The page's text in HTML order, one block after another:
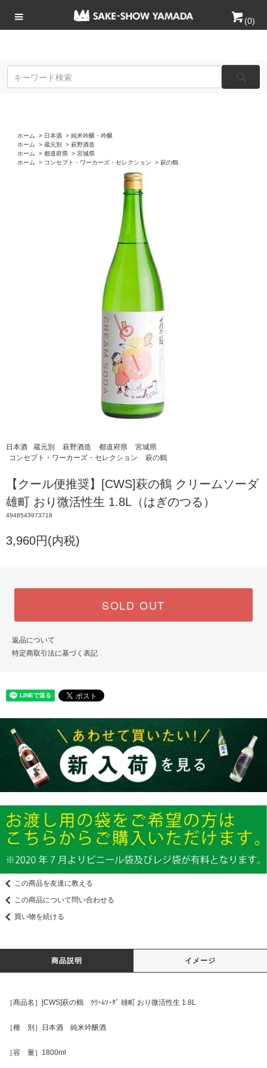
(0)
ホーム > 日本酒 > 純米吟醸・吟醸
ホーム
> 蔵元別 > 萩野酒造
ホーム
> 都道府県 > 宮城県
ホーム
> コンセプト・ワーカーズ・セレクション > 萩の鶴
日本酒 蔵元別 萩野酒造 都道府県
宮城県
コンセプト・ワーカーズ・セレクション
萩の鶴
【クール便推奨】[CWS]萩の鶴 クリームソーダ
雄町 おり微活性生 1.8L（はぎのつる）
4948543973718
3,960円(内税)
SOLD OUT
返品について
特定商取引法に基づく表記
この商品を友達に教える
この商品について問い合わせる
買い物を続ける
商品説明 イメージ
［商品名］[CWS]萩の鶴 ｸﾘｰﾑｿｰﾀﾞ 雄町 おり微活性生 1.8L
［種 別］日本酒 純米吟醸酒
［容 量］1800ml